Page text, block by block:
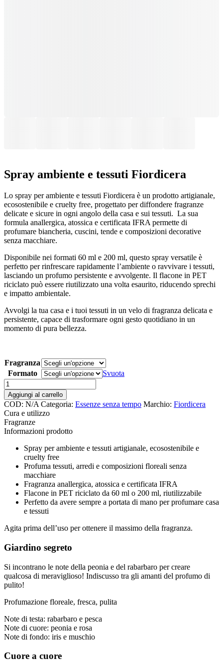
Spray ambiente e tessuti Fiordicera
Lo spray per ambiente e tessuti Fiordicera è un prodotto artigianale,
ecosostenibile e cruelty free, progettato per diffondere fragranze
delicate e sicure in ogni angolo della casa e sui tessuti. La sua
formula anallergica, atossica e certificata IFRA permette di
profumare biancheria, cuscini, tende e composizioni decorative
senza macchiare.
Disponibile nei formati 60 ml e 200 ml, questo spray versatile è
perfetto per rinfrescare rapidamente l’ambiente o ravvivare i tessuti,
lasciando un profumo persistente e avvolgente. Il flacone in PET
riciclato può essere riutilizzato una volta esaurito, riducendo sprechi
e impatto ambientale.
Avvolgi la tua casa e i tuoi tessuti in un velo di fragranza delicata e
persistente, capace di trasformare ogni gesto quotidiano in un
momento di pura bellezza.
Fragranza
Formato
Svuota
Spray
ambiente
e
tessuti
Fiordicera
quantità
Aggiungi al carrello
COD: N/A Categoria: Essenze senza tempo Marchio: Fiordicera
Cura e utilizzo
Fragranze
Informazioni prodotto
Spray per ambiente e tessuti artigianale, ecosostenibile e
cruelty free
Profuma tessuti, arredi e composizioni floreali senza
macchiare
Fragranza anallergica, atossica e certificata IFRA
Flacone in PET riciclato da 60 ml o 200 ml, riutilizzabile
Perfetto da avere sempre a portata di mano per profumare casa
e tessuti
Agita prima dell’uso per ottenere il massimo della fragranza.
Giardino segreto
Si incontrano le note della peonia e del rabarbaro per creare
qualcosa di meraviglioso! Indiscusso tra gli amanti del profumo di
pulito!
Profumazione floreale, fresca, pulita
Note di testa: rabarbaro e pesca
Note di cuore: peonia e rosa
Note di fondo: iris e muschio
Cuore a cuore